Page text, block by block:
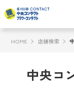
HOME 店舗検索
中央コ